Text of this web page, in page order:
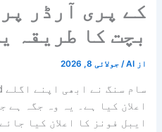
بچت کا طریقہ
از AI
/جولائی 8, 2026
اعلان کیا ہے۔ یہ وہ جگہ